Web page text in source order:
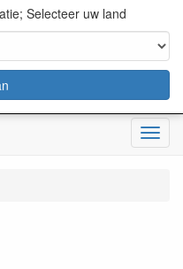
Menu
Selecteer uw land